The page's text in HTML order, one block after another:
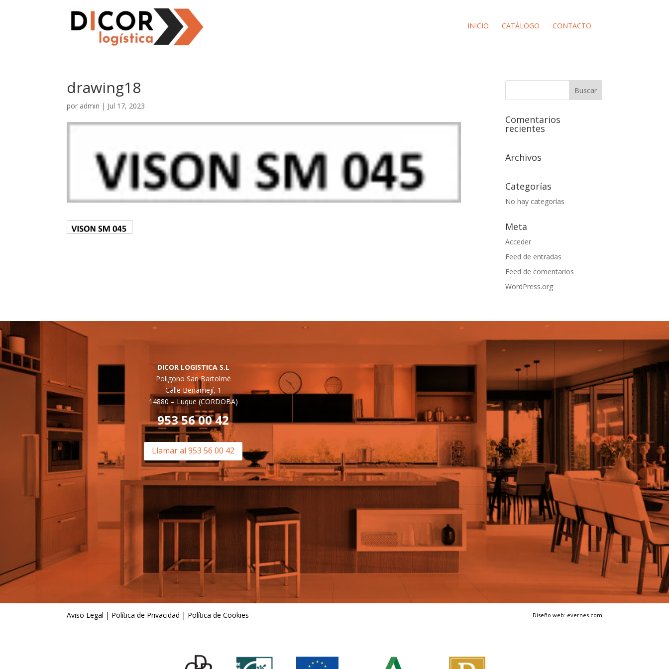
INICIO CATÁLOGO CONTACTO
drawing18
por admin | Jul 17, 2023
Comentarios
recientes
Archivos
Categorías
No hay categorías
Meta
Acceder
Feed de entradas
Feed de comentarios
WordPress.org
DICOR LOGISTICA S.L
Poligono San Bartolmé
Calle Benamejí, 1
14880 –Luque (CORDOBA)
953 56 00 42
Llamar al 953 56 00 42
Aviso Legal | Política de Privacidad | Política de Cookies Diseño web: evernes.com